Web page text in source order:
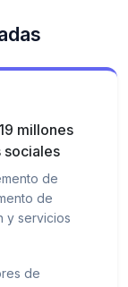
millones
sociales
de
de
y servicios
de